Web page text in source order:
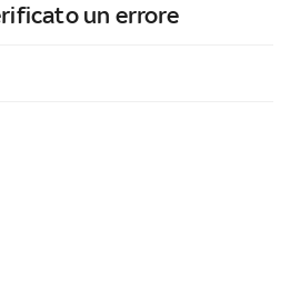
un errore